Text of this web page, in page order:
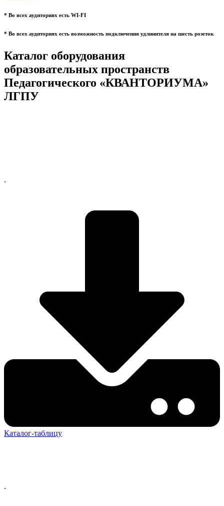
* Во всех аудиториях есть WI-FI
* Во всех аудиториях есть возможность подключения удлинителя на шесть розеток
Каталог оборудования
образовательных пространств
Педагогического «КВАНТОРИУМА»
ЛГПУ
.
Каталог-таблицу
.